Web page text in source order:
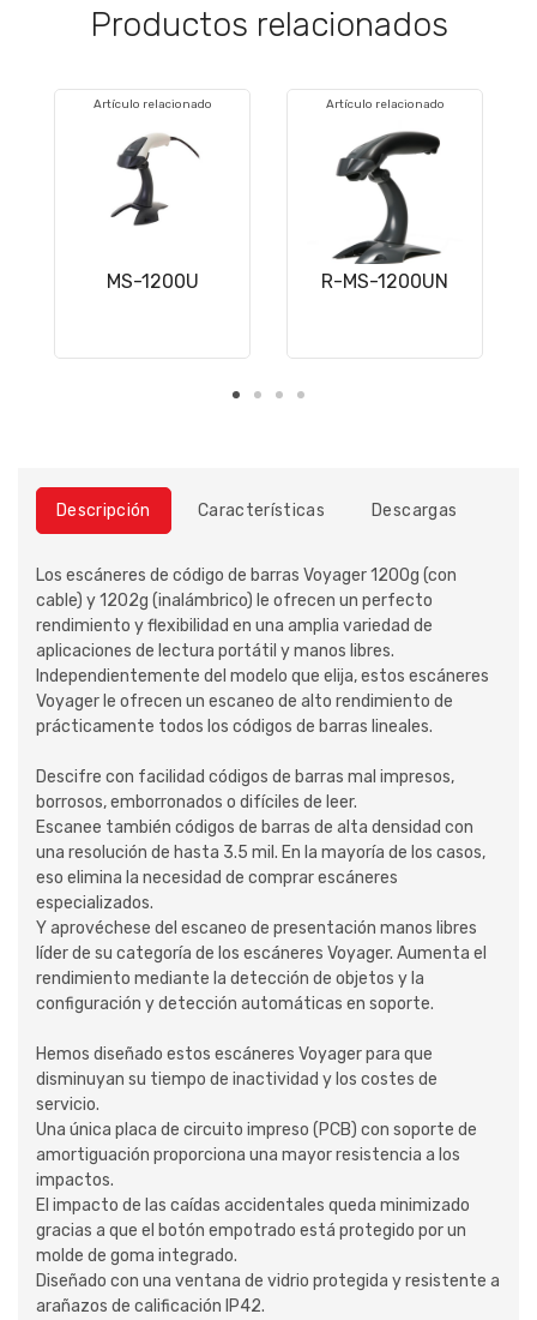
Productos relacionados
Artículo relacionado
MS-1200U
Artículo relacionado
R-MS-1200UN
Descripción Características Descargas
Los escáneres de código de barras Voyager 1200g (con
cable) y 1202g (inalámbrico) le ofrecen un perfecto
rendimiento y flexibilidad en una amplia variedad de
aplicaciones de lectura portátil y manos libres.
Independientemente del modelo que elija, estos escáneres
Voyager le ofrecen un escaneo de alto rendimiento de
prácticamente todos los códigos de barras lineales.
Descifre con facilidad códigos de barras mal impresos,
borrosos, emborronados o difíciles de leer.
Escanee también códigos de barras de alta densidad con
una resolución de hasta 3.5 mil. En la mayoría de los casos,
eso elimina la necesidad de comprar escáneres
especializados.
Y aprovéchese del escaneo de presentación manos libres
líder de su categoría de los escáneres Voyager. Aumenta el
rendimiento mediante la detección de objetos y la
configuración y detección automáticas en soporte.
Hemos diseñado estos escáneres Voyager para que
disminuyan su tiempo de inactividad y los costes de
servicio.
Una única placa de circuito impreso (PCB) con soporte de
amortiguación proporciona una mayor resistencia a los
impactos.
El impacto de las caídas accidentales queda minimizado
gracias a que el botón empotrado está protegido por un
molde de goma integrado.
Diseñado con una ventana de vidrio protegida y resistente a
arañazos de calificación IP42.